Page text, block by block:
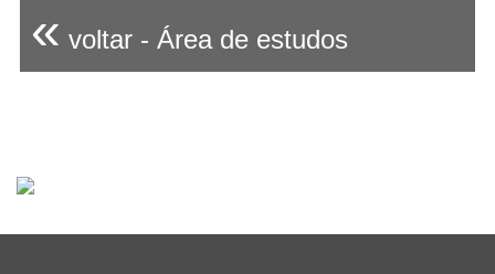
« voltar - Área de estudos